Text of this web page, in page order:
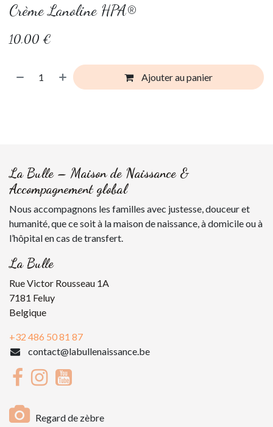
Crème Lanoline HPA®
10,00 €
Ajouter au panier
La Bulle – Maison de Naissance &
Accompagnement global
Nous accompagnons les familles avec justesse, douceur et
humanité, que ce soit à la maison de naissance, à domicile ou à
l’hôpital en cas de transfert.
La Bulle
Rue Victor Rousseau 1A
7181 Feluy
Belgique
+32 486 50 81 87
contact@labullenaissance.be
Regard de zèbre